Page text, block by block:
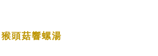
頭菇響螺湯